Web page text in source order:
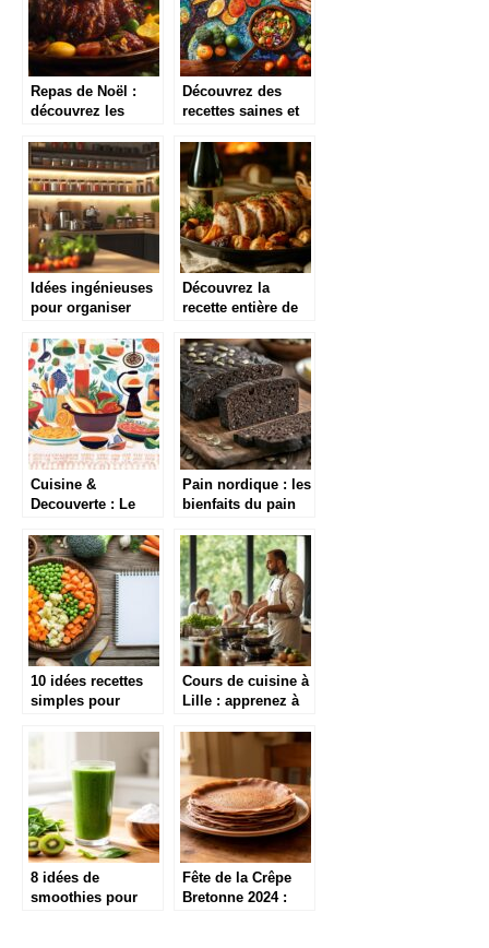
Repas de Noël :
découvrez les
épaules antillais
Découvrez des
recettes saines et
alimentation
équilibrée
Idées ingénieuses
pour organiser
inspirer vos plats
Découvrez la
recette entière de
au four pour un
dîner savoureux et
économique
Cuisine &
Decouverte : Le
etrangere
Pain nordique : les
bienfaits du pain
avec les saumons
fumes scandinaves
10 idées recettes
simples pour
légumes surgelés
Cours de cuisine à
Lille : apprenez à
chef avec des
techniques
professionnelles
8 idées de
smoothies pour
Fête de la Crêpe
Bretonne 2024 :